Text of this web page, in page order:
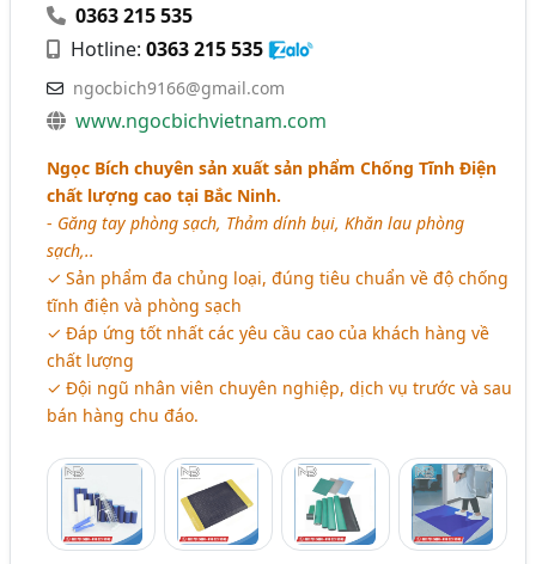
0363 215 535
Hotline:0363 215 535
ngocbich9166@gmail.com
www.ngocbichvietnam.com
Ngọc Bích chuyên sản xuất sản phẩm Chống Tĩnh Điện
chất lượng cao tại Bắc Ninh.
- Găng tay phòng sạch, Thảm dính bụi, Khăn lau phòng
sạch,..
✓ Sản phẩm đa chủng loại, đúng tiêu chuẩn về độ chống
tĩnh điện và phòng sạch
✓ Đáp ứng tốt nhất các yêu cầu cao của khách hàng về
chất lượng
✓ Đội ngũ nhân viên chuyên nghiệp, dịch vụ trước và sau
bán hàng chu đáo.